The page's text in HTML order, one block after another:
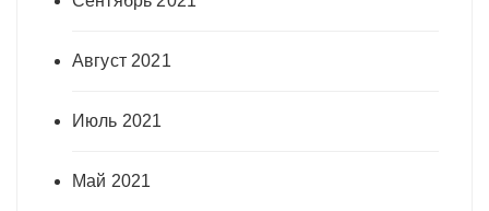
Август 2021
Июль 2021
Май 2021